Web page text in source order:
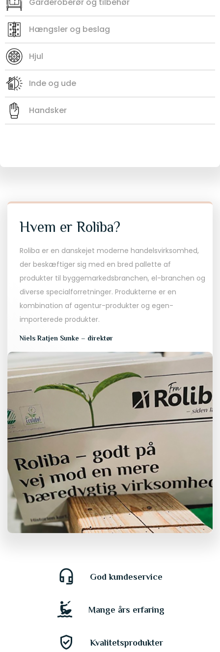
Hængsler og beslag
Hjul
Inde og ude
Handsker
Hvem er Roliba?
Roliba er en danskejet moderne handelsvirksomhed,
der beskæftiger sig med en bred pallette af
produkter til byggemarkedsbranchen, el-branchen og
diverse specialforretninger. Produkterne er en
kombination af agentur-produkter og egen-
importerede produkter.
Niels Ratjen Sunke – direktør
headset_mic God kundeservice
kitesurfing Mange års erfaring
gpp_good Kvalitetsprodukter